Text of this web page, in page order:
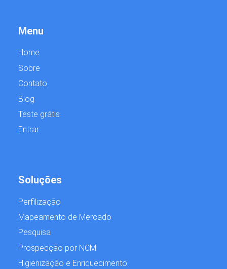
Menu
Home
Sobre
Contato
Blog
Teste grátis
Entrar
Soluções
Perfilização
Mapeamento de Mercado
Pesquisa
Prospecção por NCM
Higienização e Enriquecimento